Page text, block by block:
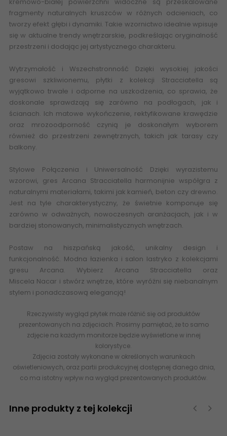
fragmenty naturalnych kruszców w różnych odcieniach, co
tworzy efekt głębi i dynamiki. Takie wzornictwo idealnie wpisuje
się w aktualne trendy wnętrzarskie, podkreślając oryginalność
przestrzeni i dodając jej artystycznego charakteru.
Wytrzymałość i Wszechstronność Dzięki wysokiej jakości
gresowi szkliwionemu, płytki z kolekcji Stracciatella są
wyjątkowo trwałe i odporne na uszkodzenia, co sprawia, że
doskonale sprawdzają się zarówno na podłogach, jak i
ścianach. Ich matowe wykończenie, rektyfikowane krawędzie
oraz mrozoodporność czynią je doskonałym wyborem
również do przestrzeni zewnętrznych, takich jak tarasy czy
balkony.
Stylowe Połączenia i Uniwersalność Dzięki wyrazistemu
wzorowi, gres Arcana Stracciatella harmonijnie współgra z
naturalnymi materiałami, takimi jak kamień, beton czy drewno.
Jest na tyle charakterystyczny, że świetnie komponuje się
zarówno w odważnych, nowoczesnych aranżacjach, jak i w
bardziej stonowanych, minimalistycznych wnętrzach.
Postaw na hiszpańską jakość, unikalny design i
funkcjonalność. Modna łazienka i salon lastryko z kolekcjami
gresu Arcana. Wybierz Arcana Stracciatella oraz
Miscela Nacar i stwórz wnętrze, które wyróżni się niebanalnym
stylem i ponadczasową elegancją!
Rzeczywisty wygląd płytek może różnić się od produktów
prezentowanych na zdjęciach. Prosimy pamiętać, że to samo
zdjęcie na każdym monitorze będzie wyświetlone w innej
kolorystyce.
Zdjęcia zostały wykonane w określonych warunkach
oświetleniowych, oraz partii produkcyjnej dostępnej danego dnia,
co ma istotny wpływ na wygląd prezentowanych produktów.
Inne produkty z tej kolekcji